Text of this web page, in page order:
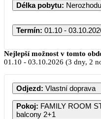
Délka pobytu:
Termín: 01.10 -
PO ÚT ST
Nejlepší možnost v tomto
01.10 - 03.10.2026 (3 dny, 2
Odjezd: Vlastní doprava
Pokoj: FAMILY ROOM
balcony 2+1